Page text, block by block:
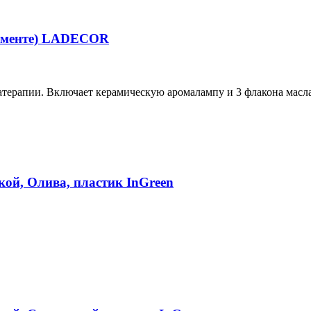
LADECOR
Включает керамическую аромалампу и 3 флакона
Олива, пластик InGreen